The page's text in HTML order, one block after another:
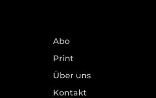
Abo
Print
Über uns
Kontakt